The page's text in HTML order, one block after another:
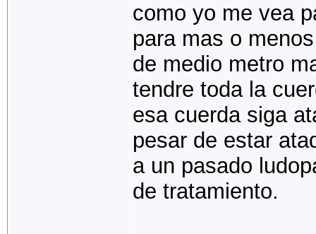
como yo me vea
para mas o
de medio metro
tendre toda la
esa cuerda siga
pesar de estar
a un pasado
de tratamiento.